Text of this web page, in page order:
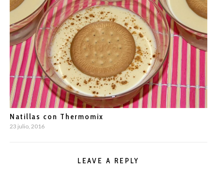
Natillas con Thermomix
23 julio, 2016
LEAVE A REPLY